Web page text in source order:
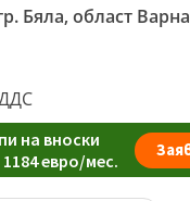
Бяла, област Варна